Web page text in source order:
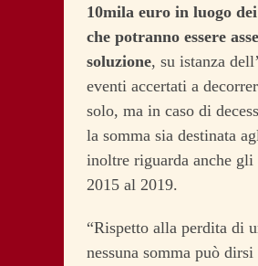
10mila euro in luogo
che potranno essere
soluzione, su istanza
eventi accertati a
solo, ma in caso di
la somma sia destinata
inoltre riguarda anche gli
2015 al 2019.
“Rispetto alla perdita di
nessuna somma può